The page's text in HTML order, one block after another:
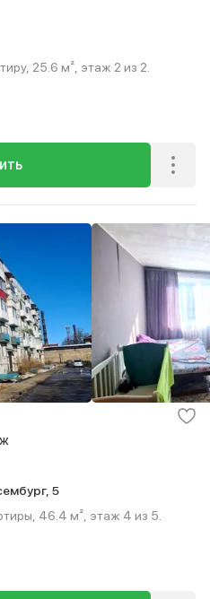
25.6 м², этаж 2 из 2.
5
46.4 м², этаж 4 из 5.